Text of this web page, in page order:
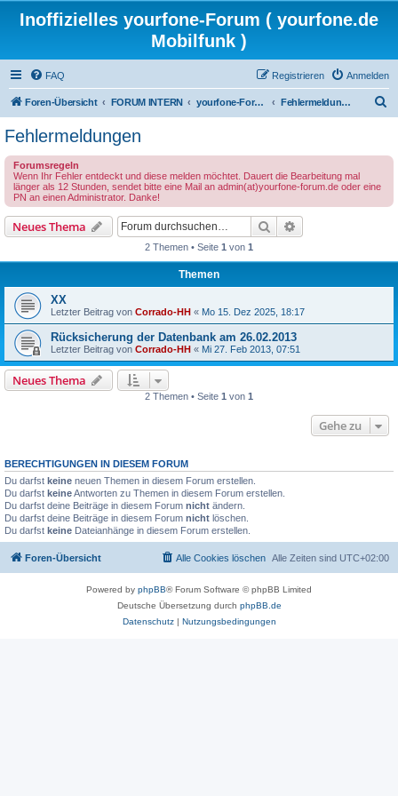
Inoffizielles yourfone-Forum ( yourfone.de
Mobilfunk )
FAQ Anmelden
Registrieren
Foren-Übersicht FORUM INTERN yourfone-Forum Community Fehlermeldungen
Fehlermeldungen
Forumsregeln
Wenn Ihr Fehler entdeckt und diese melden möchtet. Dauert die Bearbeitung mal
länger als 12 Stunden, sendet bitte eine Mail an admin(at)yourfone-forum.de oder eine
PN an einen Administrator. Danke!
Neues Thema Suche
2 Themen • Seite 1 von 1
Themen
XX
Letzter Beitrag von Corrado-HH « Mo 15. Dez 2025, 18:17
Rücksicherung der Datenbank am 26.02.2013
Letzter Beitrag von Corrado-HH « Mi 27. Feb 2013, 07:51
Neues Thema
2 Themen • Seite 1 von 1
Gehe zu
BERECHTIGUNGEN IN DIESEM FORUM
Du darfst keine neuen Themen in diesem Forum erstellen.
Du darfst keineAntworten zu Themen in diesem Forum erstellen.
Du darfst deine Beiträge in diesem Forum nicht ändern.
Du darfst deine Beiträge in diesem Forum nicht löschen.
Du darfst keine Dateianhänge in diesem Forum erstellen.
Foren-Übersicht Alle Zeiten sind UTC+02:00
Alle Cookies löschen
Powered by phpBB® Forum Software © phpBB Limited
Deutsche Übersetzung durch phpBB.de
Datenschutz| Nutzungsbedingungen